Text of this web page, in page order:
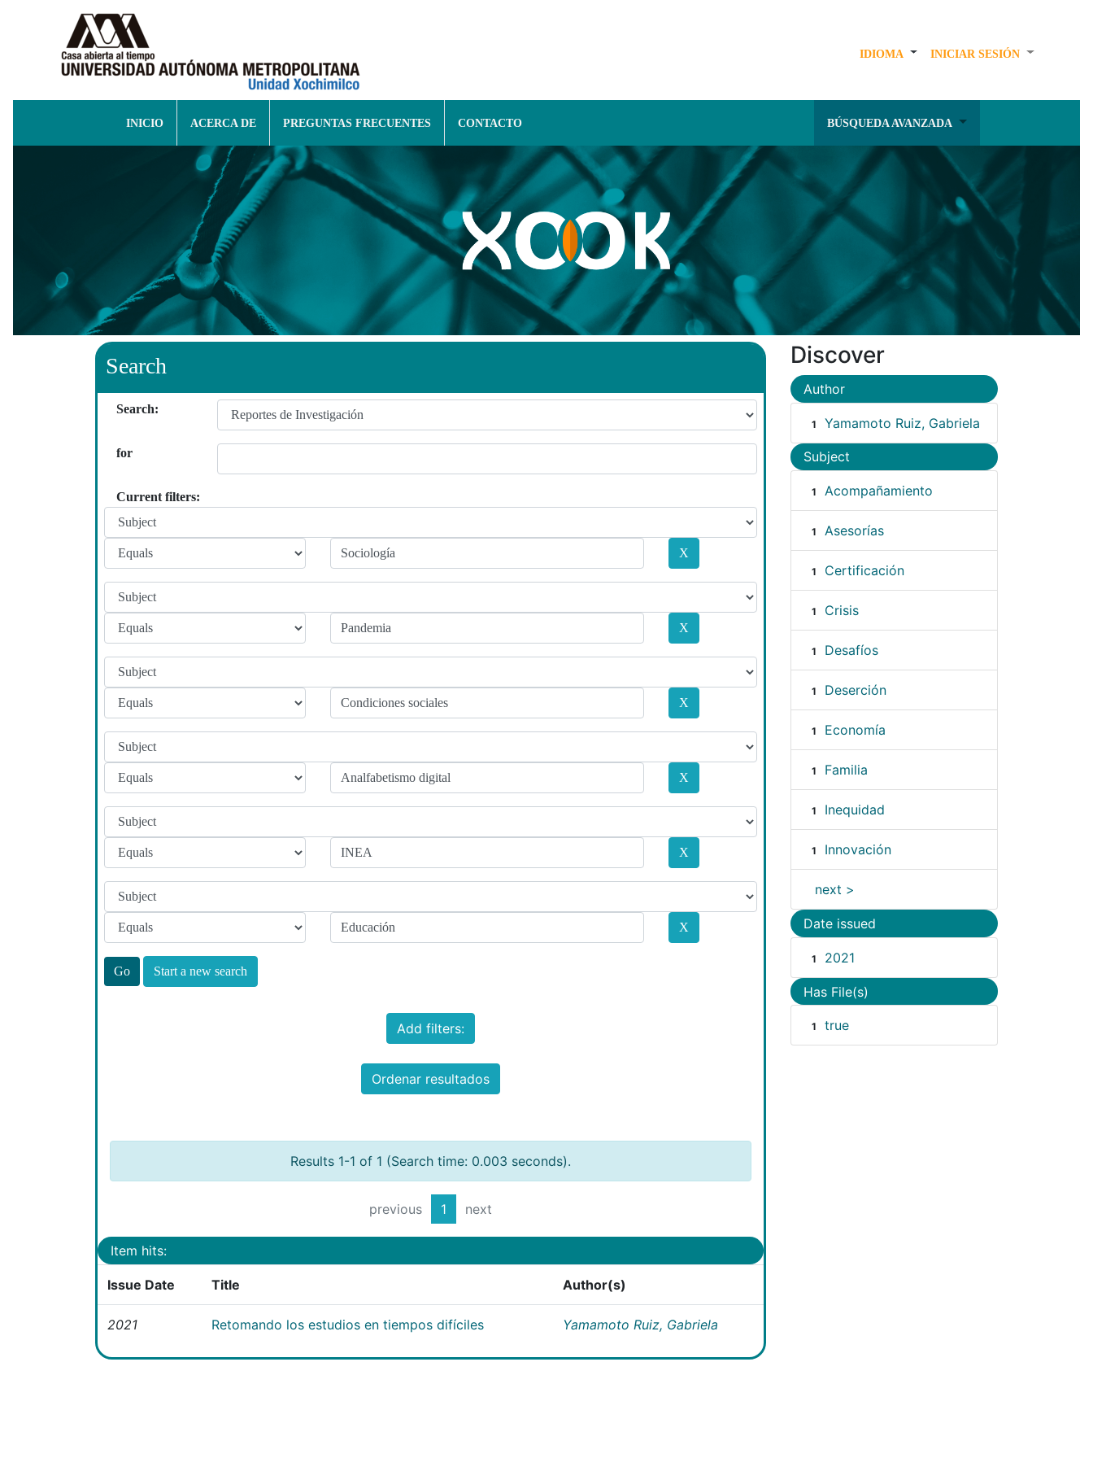
IDIOMA INICIAR SESIÓN
INICIO ACERCA DE PREGUNTAS FRECUENTES CONTACTO BÚSQUEDA AVANZADA
Search
Search:
for
Current filters:
Start a new search
Add filters:
Ordenar resultados
Results 1-1 of 1 (Search time: 0.003 seconds).
previous 1 next
Item hits:
Issue Date Title Author(s)
2021 Retomando los estudios en tiempos difíciles Yamamoto Ruiz, Gabriela
Discover
Author
1 Yamamoto Ruiz, Gabriela
Subject
1 Acompañamiento
1 Asesorías
1 Certificación
1 Crisis
1 Desafíos
1 Deserción
1 Economía
1 Familia
1 Inequidad
1 Innovación
next >
Date issued
1 2021
Has File(s)
1 true